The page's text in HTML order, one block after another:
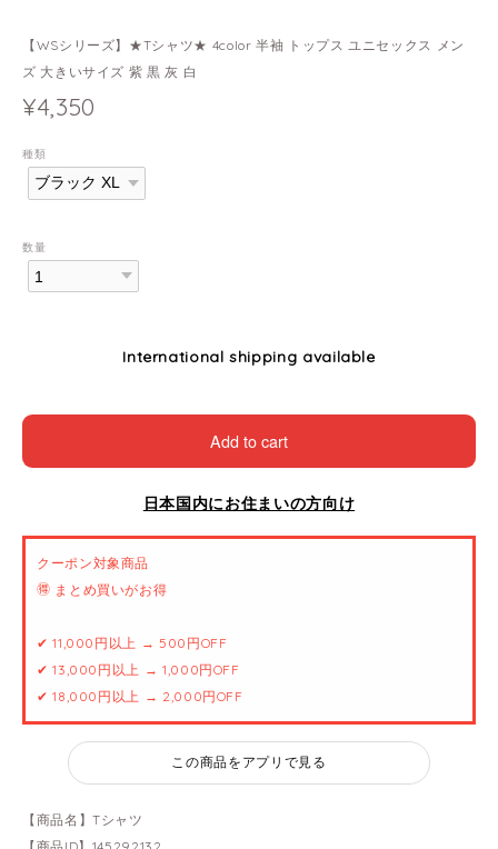
【WSシリーズ】★Tシャツ★ 4color 半袖 トップス ユニセックス メン
ズ 大きいサイズ 紫 黒 灰 白
¥4,350
種類
数量
International shipping available
Add to cart
日本国内にお住まいの方向け
クーポン対象商品
🉐 まとめ買いがお得
✔ 11,000円以上 → 500円OFF
✔ 13,000円以上 → 1,000円OFF
✔ 18,000円以上 → 2,000円OFF
この商品をアプリで見る
【商品名】Tシャツ